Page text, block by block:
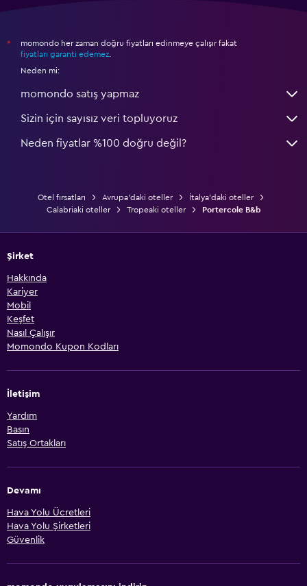
*
momondo her zaman doğru fiyatları edinmeye çalışır fakat
fiyatları garanti edemez
Neden mi:
momondo satış yapmaz
Sizin için sayısız veri topluyoruz
Neden fiyatlar %100 doğru değil?
Otel fırsatları Avrupa'daki oteller
İtalya'daki oteller
Calabriaki oteller
Tropeaki oteller Portercole B&b
Şirket
Hakkında
Kariyer
Mobil
Keşfet
Nasıl Çalışır
Momondo Kupon Kodları
İletişim
Yardım
Basın
Satış Ortakları
Devamı
Hava Yolu Ücretleri
Hava Yolu Şirketleri
Güvenlik